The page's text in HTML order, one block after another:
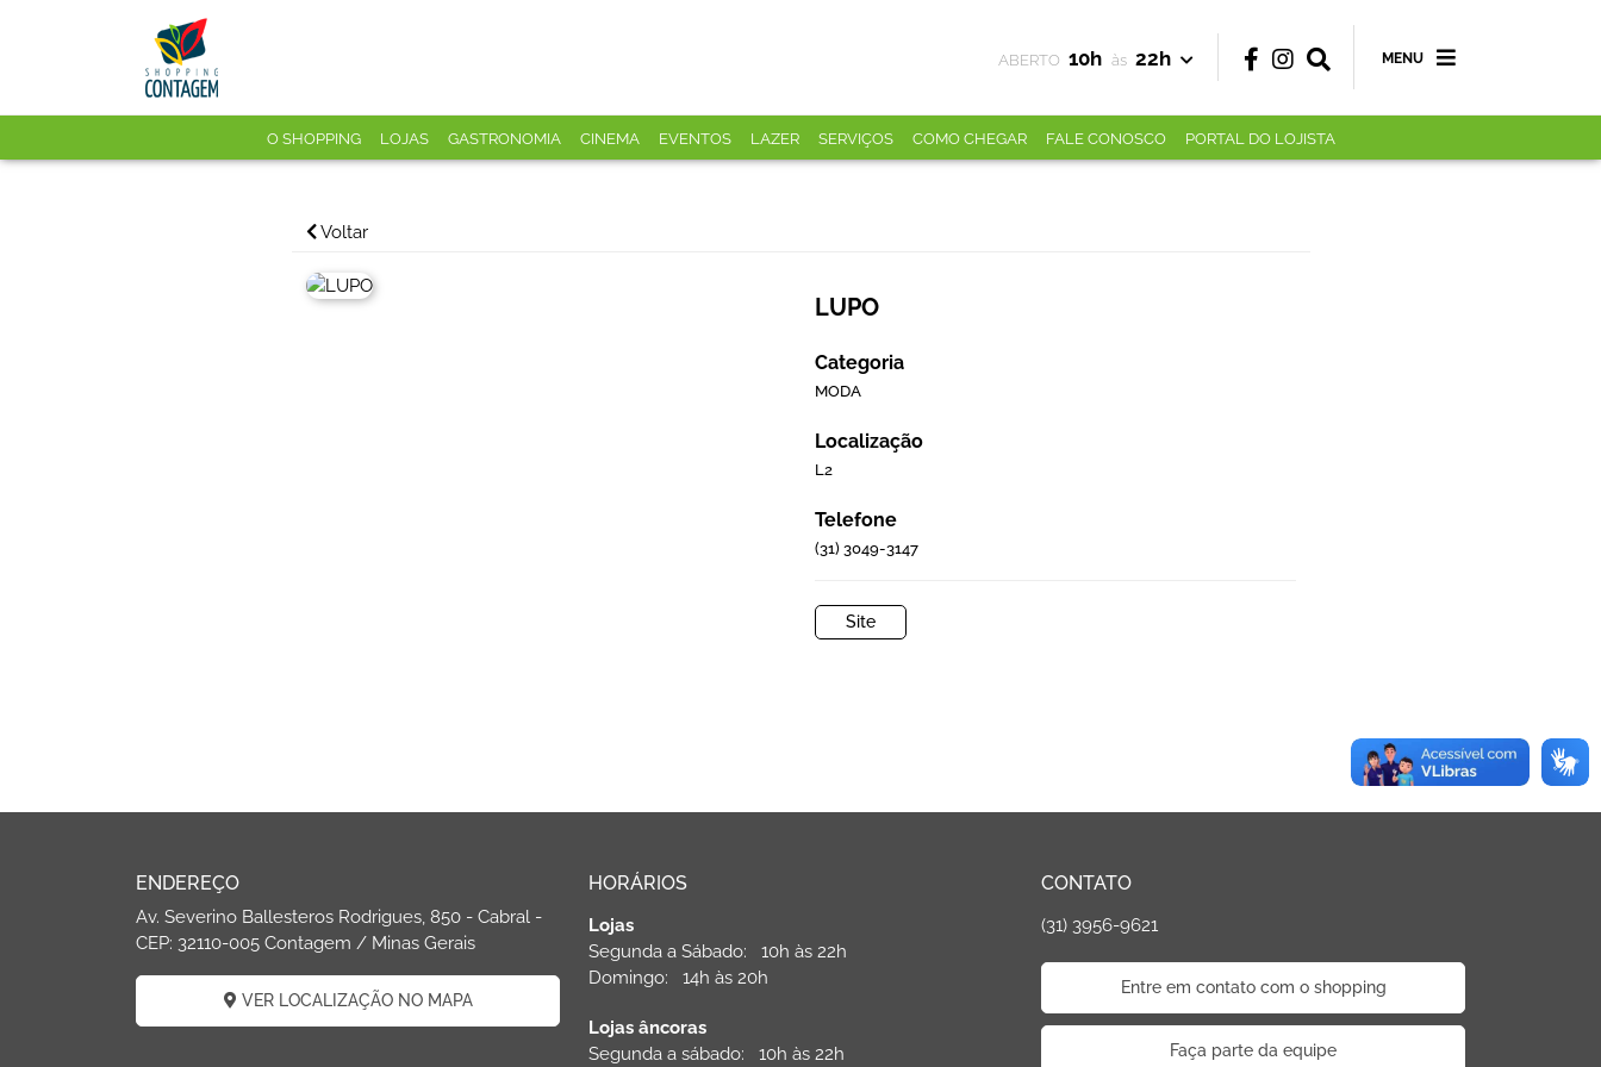
ABERTO 10h às 22h MENU
O SHOPPING LOJAS GASTRONOMIA CINEMA EVENTOS LAZER SERVIÇOS COMO CHEGAR FALE CONOSCO PORTAL DO LOJISTA
Voltar
LUPO
Categoria
MODA
Localização
L2
Telefone
(31) 3049-3147
Site
ENDEREÇO
Av. Severino Ballesteros Rodrigues, 850 - Cabral -
CEP: 32110-005 Contagem / Minas Gerais
VER LOCALIZAÇÃO NO MAPA
HORÁRIOS
Lojas
Segunda a Sábado: 10h às 22h
Domingo: 14h às 20h
Lojas âncoras
Segunda a sábado: 10h às 22h
CONTATO
(31) 3956-9621
Entre em contato com o shopping
Faça parte da equipe